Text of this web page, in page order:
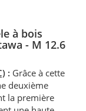
à bois
- M 12.6
: Grâce à cette
deuxième
la première